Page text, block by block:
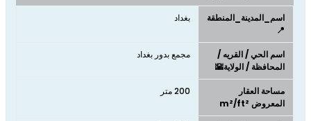
اسم_المدينة_المنطقة
📍
بغداد
اسم الحي / القريه /
المحافظة / الولاية🌇
مجمع بدور بغداد
مساحة العقار
المعروض m²/ft²
200 متر